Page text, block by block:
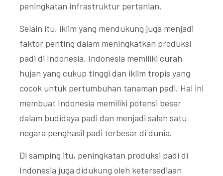
peningkatan infrastruktur pertanian.
Selain itu, iklim yang mendukung juga menjadi
faktor penting dalam meningkatkan produksi
padi di Indonesia. Indonesia memiliki curah
hujan yang cukup tinggi dan iklim tropis yang
cocok untuk pertumbuhan tanaman padi. Hal ini
membuat Indonesia memiliki potensi besar
dalam budidaya padi dan menjadi salah satu
negara penghasil padi terbesar di dunia.
Di samping itu, peningkatan produksi padi di
Indonesia juga didukung oleh ketersediaan